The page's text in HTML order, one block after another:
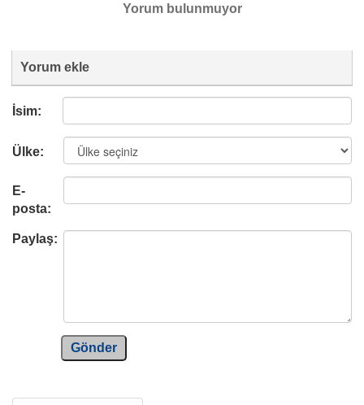
Yorum bulunmuyor
Yorum ekle
İsim:
Ülke:
E-
posta:
Paylaş:
Gönder